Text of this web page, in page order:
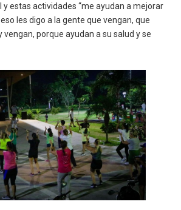
estas actividades “me ayudan a mejorar
les digo a la gente que vengan, que
vengan, porque ayudan a su salud y se